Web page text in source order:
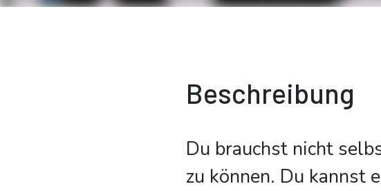
Beschreibung
Du brauchst nicht
zu können. Du kannst